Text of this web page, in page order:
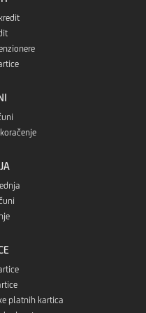
platnih kartica